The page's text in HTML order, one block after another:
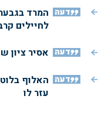
דעה המרד
לחיילים
דעה אסיר ציון
דעה האלוף
עזר לו